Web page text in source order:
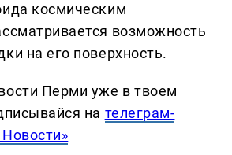
космическим
возможность
на его поверхность.
Перми уже в твоем
на телеграм-